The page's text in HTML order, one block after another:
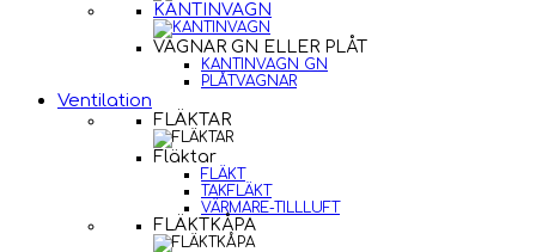
KANTINVAGN
VAGNAR GN ELLER PLÅT
KANTINVAGN GN
PLÅTVAGNAR
Ventilation
FLÄKTAR
Fläktar
FLÄKT
TAKFLÄKT
VÄRMARE-TILLLUFT
FLÄKTKÅPA